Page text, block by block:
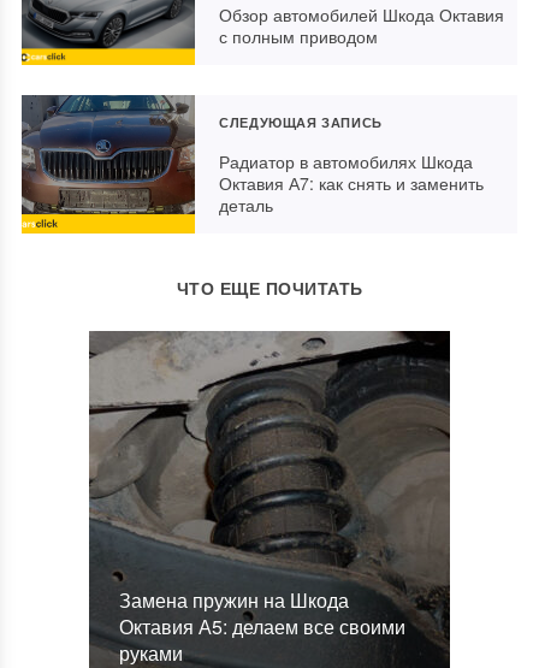
Обзор автомобилей Шкода Октавия
с полным приводом
СЛЕДУЮЩАЯ ЗАПИСЬ
Радиатор в автомобилях Шкода
Октавия А7: как снять и заменить
деталь
ЧТО ЕЩЕ ПОЧИТАТЬ
Замена пружин на Шкода
Октавия А5: делаем все своими
руками